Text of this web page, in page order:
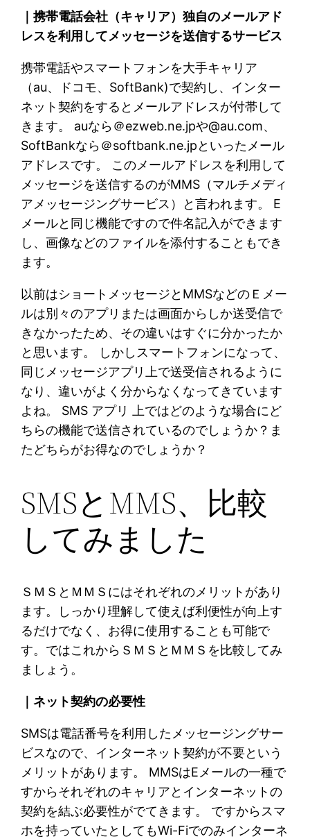
｜携帯電話会社（キャリア）独自のメールアド
レスを利用してメッセージを送信するサービス
携帯電話やスマートフォンを大手キャリア
（au、ドコモ、SoftBank)で契約し、インター
ネット契約をするとメールアドレスが付帯して
きます。 auなら＠ezweb.ne.jpや@au.com、
SoftBankなら＠softbank.ne.jpといったメール
アドレスです。 このメールアドレスを利用して
メッセージを送信するのがMMS（マルチメディ
アメッセージングサービス）と言われます。 E
メールと同じ機能ですので件名記入ができます
し、画像などのファイルを添付することもでき
ます。
以前はショートメッセージとMMSなどのＥメー
ルは別々のアプリまたは画面からしか送受信で
きなかったため、その違いはすぐに分かったか
と思います。 しかしスマートフォンになって、
同じメッセージアプリ上で送受信されるように
なり、違いがよく分からなくなってきています
よね。 SMS アプリ 上ではどのような場合にど
ちらの機能で送信されているのでしょうか？ま
たどちらがお得なのでしょうか？
SMSとMMS、比較
してみました
ＳＭＳとＭＭＳにはそれぞれのメリットがあり
ます。しっかり理解して使えば利便性が向上す
るだけでなく、お得に使用することも可能で
す。ではこれからＳＭＳとＭＭＳを比較してみ
ましょう。
｜ネット契約の必要性
SMSは電話番号を利用したメッセージングサー
ビスなので、インターネット契約が不要という
メリットがあります。 MMSはEメールの一種で
すからそれぞれのキャリアとインターネットの
契約を結ぶ必要性がでてきます。 ですからスマ
ホを持っていたとしてもWi-Fiでのみインターネ